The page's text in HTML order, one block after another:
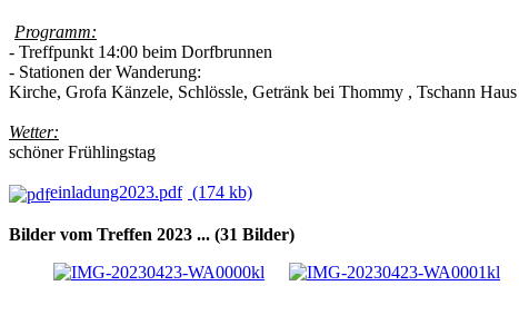
Programm:
- Treffpunkt 14:00 beim Dorfbrunnen
- Stationen der Wanderung:
Kirche, Grofa Känzele, Schlössle, Getränk bei Thommy , Tschann
Wetter:
schöner Frühlingstag
einladung2023.pdf (174 kb)
Bilder vom Treffen 2023 ... (31 Bilder)